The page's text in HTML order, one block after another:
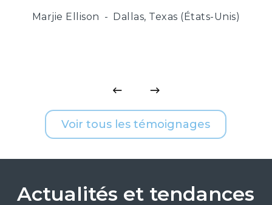
Marjie Ellison Dallas, Texas (États-Unis)
Voir tous les témoignages
Actualités et tendances